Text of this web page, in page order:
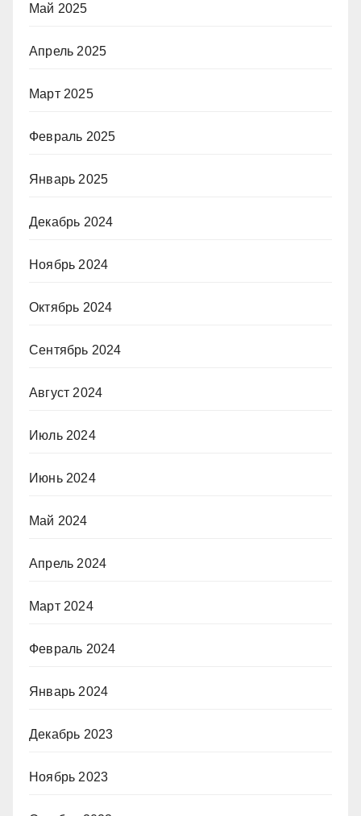
Май 2025
Апрель 2025
Март 2025
Февраль 2025
Январь 2025
Декабрь 2024
Ноябрь 2024
Октябрь 2024
Сентябрь 2024
Август 2024
Июль 2024
Июнь 2024
Май 2024
Апрель 2024
Март 2024
Февраль 2024
Январь 2024
Декабрь 2023
Ноябрь 2023